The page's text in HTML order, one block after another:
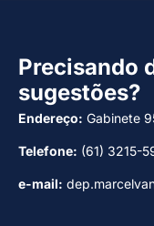
Precisando
sugestões?
Endereço: Gabinete
Telefone: (61) 3215-
e-mail: